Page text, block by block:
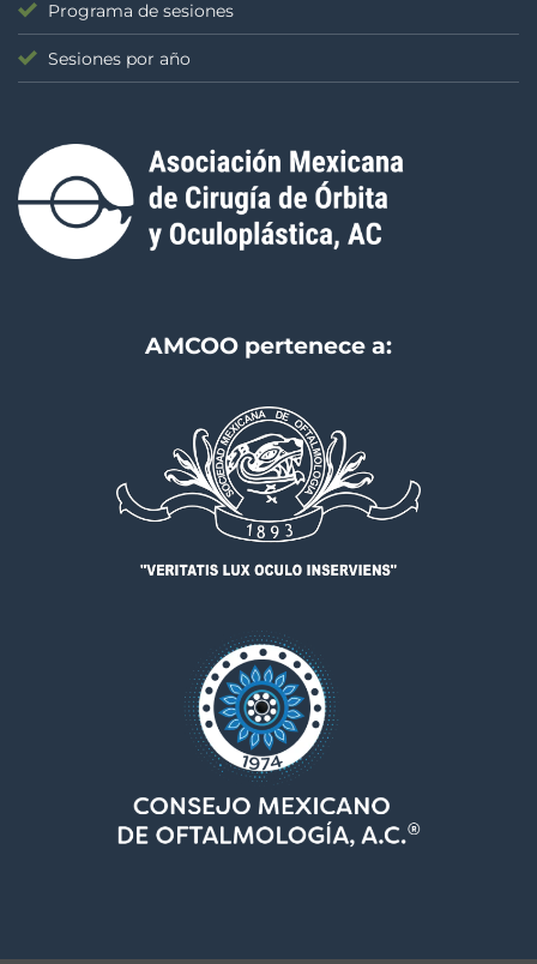
Programa de sesiones
Sesiones por año
AMCOO pertenece a: